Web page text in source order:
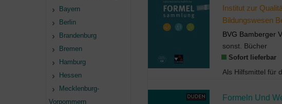
Bayern
Berlin
Brandenburg
Bremen
Hamburg
Hessen
Mecklenburg-
Vorpommern
Institut zur
Bildungswesen
BVG Bamberger
sonst. Bücher
Sofort lieferbar
Formeln Und